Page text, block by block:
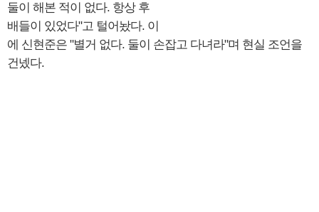
둘이 해본 적이 없다. 항상 후
배들이 있었다"고 털어놨다. 이
에 신현준은 "별거 없다. 둘이 손잡고 다녀라"며 현실 조언을
건넸다.